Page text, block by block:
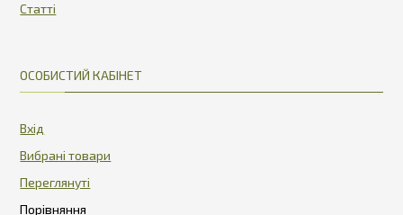
Статті
ОСОБИСТИЙ КАБІНЕТ
Вхід
Вибрані товари
Переглянуті